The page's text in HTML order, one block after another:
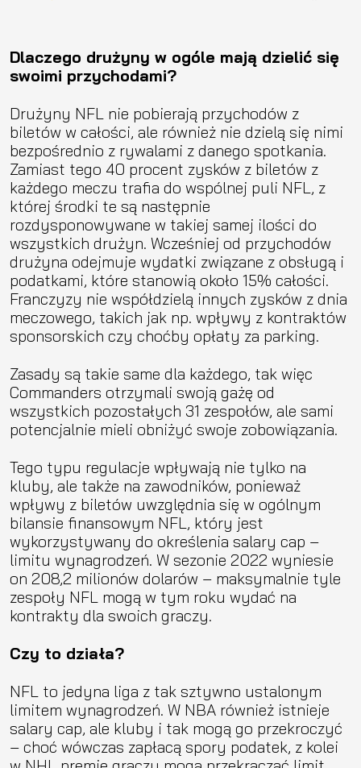
Dlaczego drużyny w ogóle mają dzielić się
swoimi przychodami?
Drużyny NFL nie pobierają przychodów z
biletów w całości, ale również nie dzielą się nimi
bezpośrednio z rywalami z danego spotkania.
Zamiast tego 40 procent zysków z biletów z
każdego meczu trafia do wspólnej puli NFL, z
której środki te są następnie
rozdysponowywane w takiej samej ilości do
wszystkich drużyn. Wcześniej od przychodów
drużyna odejmuje wydatki związane z obsługą i
podatkami, które stanowią około 15% całości.
Franczyzy nie współdzielą innych zysków z dnia
meczowego, takich jak np. wpływy z kontraktów
sponsorskich czy choćby opłaty za parking.
Zasady są takie same dla każdego, tak więc
Commanders otrzymali swoją gażę od
wszystkich pozostałych 31 zespołów, ale sami
potencjalnie mieli obniżyć swoje zobowiązania.
Tego typu regulacje wpływają nie tylko na
kluby, ale także na zawodników, ponieważ
wpływy z biletów uwzględnia się w ogólnym
bilansie finansowym NFL, który jest
wykorzystywany do określenia salary cap –
limitu wynagrodzeń. W sezonie 2022 wyniesie
on 208,2 milionów dolarów – maksymalnie tyle
zespoły NFL mogą w tym roku wydać na
kontrakty dla swoich graczy.
Czy to działa?
NFL to jedyna liga z tak sztywno ustalonym
limitem wynagrodzeń. W NBA również istnieje
salary cap, ale kluby i tak mogą go przekroczyć
– choć wówczas zapłacą spory podatek, z kolei